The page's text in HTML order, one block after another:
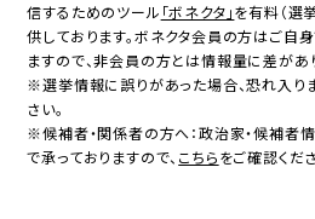
信するためのツール 「ボネクタ」を有料（選
供しております。ボネクタ会員の方はご自
ますので、非会員の方とは情報量に差があ
※選挙情報に誤りがあった場合、恐れ入り
さい。
※候補者・関係者の方へ：政治家・候補者
で承っておりますので、 こちらをご確認くだ